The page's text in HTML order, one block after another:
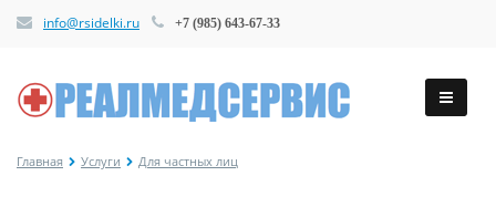
info@rsidelki.ru +7 (985) 643-67-33
Главная Услуги Для частных лиц